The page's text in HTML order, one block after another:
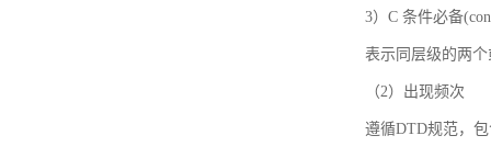
3）C 条件必备
表示同层级的两
（2）出现频次
遵循DTD规范，